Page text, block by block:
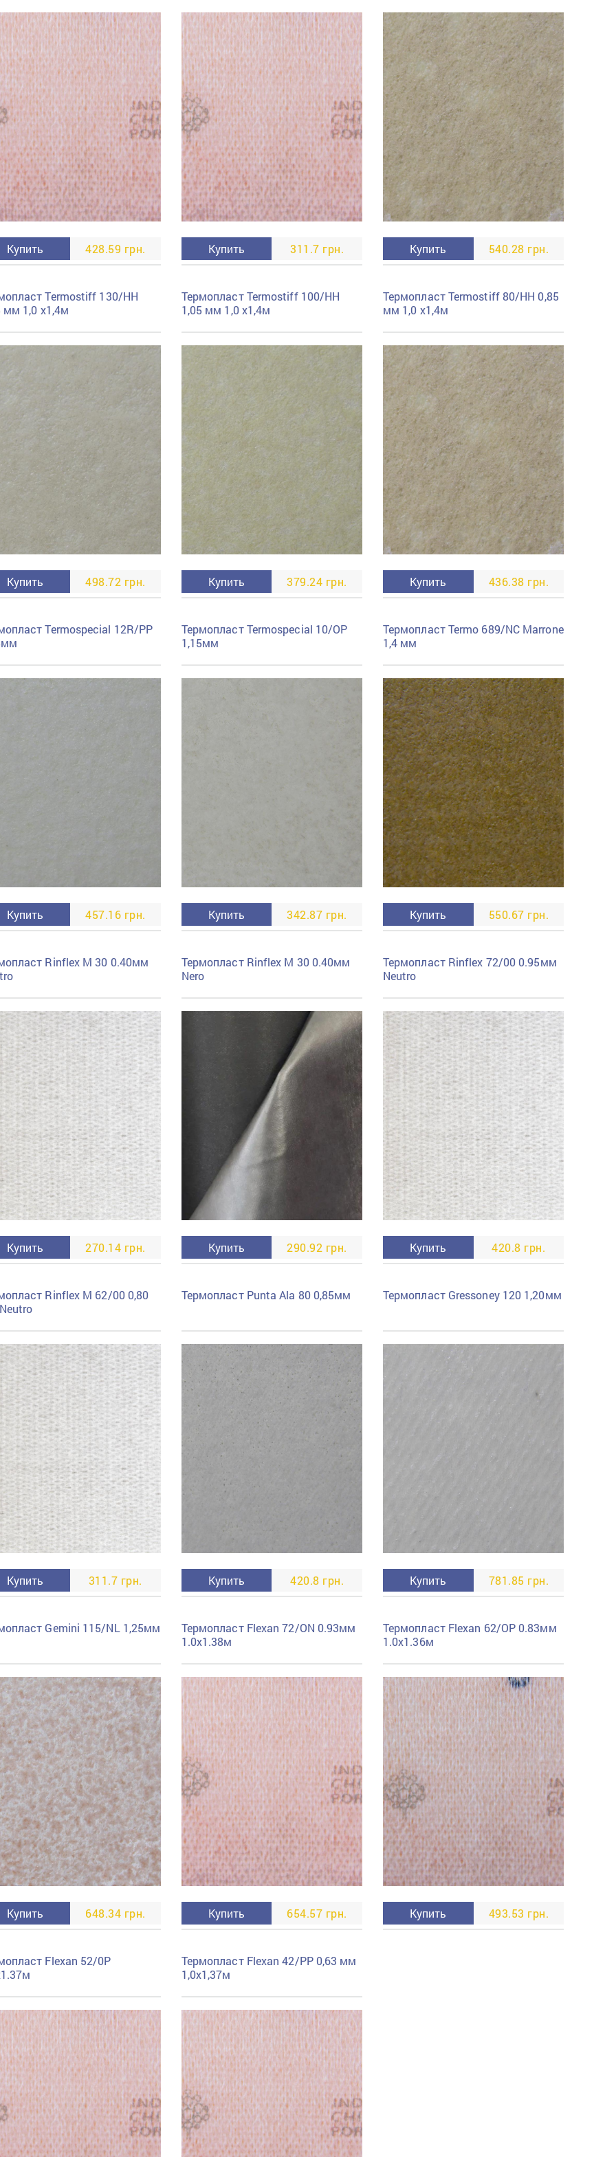
Увлажнение пятки
Затяжка пяточной
части
Доводка заготовки
Отметка следа
Шершевание следа
Активация клея
Прессование
заготовки с подошвой
Охлаждение и
доактивация клея
Прибивка каблука
Отбивание следа
пресс
Гвозди
Ампулы
Иглы
Купить 428.59 грн. Купить 311.7 грн. Купить 540.28 грн.
Termostiff 130/HH
мм 1,0 x1,4м
Купить 498.72 грн.
Термопласт Termostiff 100/HH
1,05 мм 1,0 x1,4м
Купить 379.24 грн.
Термопласт Termostiff 80/HH 0,85
мм 1,0 x1,4м
Купить 436.38 грн.
Termospecial 12R/PP
Купить 457.16 грн.
Термопласт Termospecial 10/OP
1,15мм
Купить 342.87 грн.
Термопласт Termo 689/NC Marrone
1,4 мм
Купить 550.67 грн.
Rinflex M 30 0.40мм
Купить 270.14 грн.
Термопласт Rinflex M 30 0.40мм
Nero
Купить 290.92 грн.
Термопласт Rinflex 72/00 0.95мм
Neutro
Купить 420.8 грн.
Rinflex M 62/00 0,80
Купить 311.7 грн.
Термопласт Punta Ala 80 0,85мм
Купить 420.8 грн.
Термопласт Gressoney 120 1,20мм
Купить 781.85 грн.
Gemini 115/NL 1,25мм
Купить 648.34 грн.
Термопласт Flexan 72/ON 0.93мм
1.0x1.38м
Купить 654.57 грн.
Термопласт Flexan 62/OP 0.83мм
1.0x1.36м
Купить 493.53 грн.
Flexan 52/0P
Термопласт Flexan 42/PP 0,63 мм
1,0x1,37м